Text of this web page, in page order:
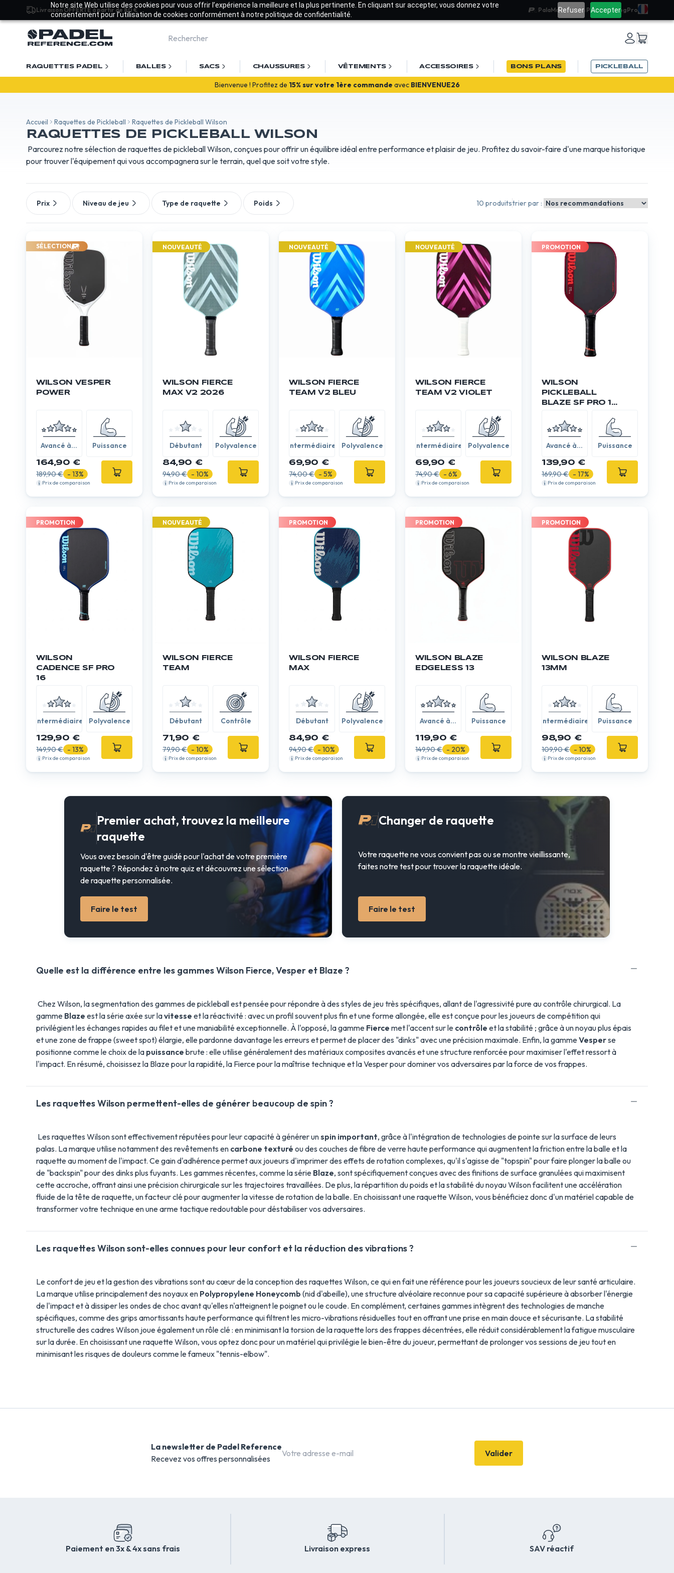
Notre site Web utilise des cookies pour vous offrir l’expérience la meilleure et la plus pertinente. En cliquant sur accepter, vous donnez votre
consentement pour l’utilisation de cookies conformément à notre politique de confidentialité.
Refuser Accepter
Livraison OFFERTE à partir de 80 € PalaMatchTeam PadelRefBlogPro
RAQUETTES PADEL BALLES SACS CHAUSSURES VÊTEMENTS ACCESSOIRES BONS PLANS PICKLEBALL
EXCEPTIONNEL! 20% de remiseavec "SUMMER20"
Accueil Raquettes de Pickleball Raquettes de Pickleball Wilson
RAQUETTES DE PICKLEBALL WILSON
Parcourez notre sélection de raquettes de pickleball Wilson, conçues pour offrir un équilibre idéal entre performance et plaisir de jeu. Profitez du savoir-faire d'une marque historique
pour trouver l'équipement qui vous accompagnera sur le terrain, quel que soit votre style.
SÉLECTION
WILSON VESPER
POWER
Avancé à
Puissance
164,90 €
189,90 € - 13%
Prix de comparaison
NOUVEAUTÉ
WILSON FIERCE
MAX V2 2026
Débutant Polyvalence
84,90 €
94,90 € - 10%
Prix de comparaison
NOUVEAUTÉ
WILSON FIERCE
TEAM V2 BLEU
Intermédiaire Polyvalence
69,90 €
74,00 € - 5%
Prix de comparaison
NOUVEAUTÉ
WILSON FIERCE
TEAM V2 VIOLET
Intermédiaire Polyvalence
69,90 €
74,90 € - 6%
Prix de comparaison
PROMOTION
WILSON
PICKLEBALL
BLAZE SF PRO 13
Avancé à
Puissance
139,90 €
169,90 € - 17%
Prix de comparaison
PROMOTION
WILSON
CADENCE SF PRO
16
Intermédiaire Polyvalence
129,90 €
149,90 € - 13%
Prix de comparaison
NOUVEAUTÉ
WILSON FIERCE
TEAM
Débutant Contrôle
71,90 €
79,90 € - 10%
Prix de comparaison
PROMOTION
WILSON FIERCE
MAX
Débutant Polyvalence
84,90 €
94,90 € - 10%
Prix de comparaison
PROMOTION
WILSON BLAZE
EDGELESS 13
Avancé à
Puissance
119,90 €
149,90 € - 20%
Prix de comparaison
PROMOTION
WILSON BLAZE
13MM
Intermédiaire Puissance
98,90 €
109,90 € - 10%
Prix de comparaison
Prix Niveau de jeu Type de raquette Poids 10 produitstrier par :
Premier achat, trouvez la meilleure
raquette
Vous avez besoin d'être guidé pour l'achat de votre première
raquette ? Répondez à notre quiz et découvrez une sélection
de raquette personnalisée.
Faire le test
Changer de raquette
Votre raquette ne vous convient pas ou se montre vieillissante,
faites notre test pour trouver la raquette idéale.
Faire le test
Quelle est la différence entre les gammes Wilson Fierce, Vesper et Blaze ?
Chez Wilson, la segmentation des gammes de pickleball est pensée pour répondre à des styles de jeu très spécifiques, allant de l'agressivité pure au contrôle chirurgical. La
gamme Blaze est la série axée sur lavitesse et la réactivité : avec un profil souvent plus fin et une forme allongée, elle est conçue pour les joueurs de compétition qui
privilégient les échanges rapides au filet et une maniabilité exceptionnelle. À l'opposé, la gamme Fierce met l'accent sur le contrôle et la stabilité ; grâce à un noyau plus épais
et une zone de frappe (sweet spot) élargie, elle pardonne davantage les erreurs et permet de placer des "dinks" avec une précision maximale. Enfin, la gammeVesperse
positionne comme le choix de la puissance brute : elle utilise généralement des matériaux composites avancés et une structure renforcée pour maximiser l'effet ressort à
l'impact. En résumé, choisissez la Blaze pour la rapidité, la Fierce pour la maîtrise technique et la Vesper pour dominer vos adversaires par la force de vos frappes.
Les raquettes Wilson permettent-elles de générer beaucoup de spin ?
Les raquettes Wilson sont effectivement réputées pour leur capacité à générer unspin important, grâce à l'intégration de technologies de pointe sur la surface de leurs
palas. La marque utilise notamment des revêtements en carbone texturé ou des couches de fibre de verre haute performance qui augmentent la friction entre la balle et la
raquette au moment de l'impact. Ce gain d'adhérence permet aux joueurs d'imprimer des effets de rotation complexes, qu'il s'agisse de "topspin" pour faire plonger la balle ou
de "backspin" pour des dinks plus fuyants. Les gammes récentes, comme la série Blaze, sont spécifiquement conçues avec des finitions de surface granulées qui maximisent
cette accroche, offrant ainsi une précision chirurgicale sur les trajectoires travaillées. De plus, la répartition du poids et la stabilité du noyau Wilson facilitent une accélération
fluide de la tête de raquette, un facteur clé pour augmenter la vitesse de rotation de la balle. En choisissant une raquette Wilson, vous bénéficiez donc d'un matériel capable de
transformer votre technique en une arme tactique redoutable pour déstabiliser vos adversaires.
Les raquettes Wilson sont-elles connues pour leur confort et la réduction des vibrations ?
Le confort de jeu et la gestion des vibrations sont au cœur de la conception des raquettes Wilson, ce qui en fait une référence pour les joueurs soucieux de leur santé articulaire.
La marque utilise principalement des noyaux en Polypropylene Honeycomb (nid d'abeille), une structure alvéolaire reconnue pour sa capacité supérieure à absorber l'énergie
de l'impact et à dissiper les ondes de choc avant qu'elles n'atteignent le poignet ou le coude. En complément, certaines gammes intègrent des technologies de manche
spécifiques, comme des grips amortissants haute performance qui filtrent les micro-vibrations résiduelles tout en offrant une prise en main douce et sécurisante. La stabilité
structurelle des cadres Wilson joue également un rôle clé : en minimisant la torsion de la raquette lors des frappes décentrées, elle réduit considérablement la fatigue musculaire
sur la durée. En choisissant une raquette Wilson, vous optez donc pour un matériel qui privilégie le bien-être du joueur, permettant de prolonger vos sessions de jeu tout en
minimisant les risques de douleurs comme le fameux "tennis-elbow".
La newsletter de Padel Reference
Recevez vos offres personnalisées
Valider
Paiement en 3x & 4x sans frais Livraison express SAV réactif